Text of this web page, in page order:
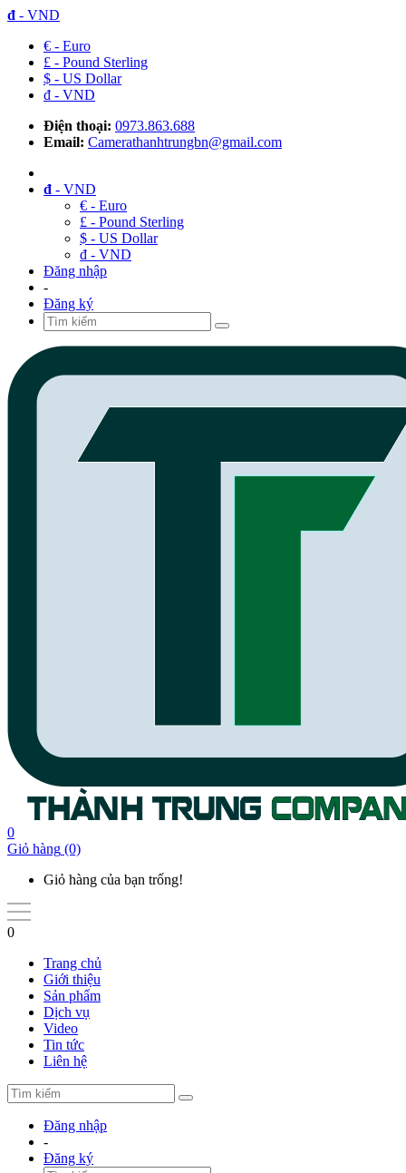
đ - VND
€ - Euro
£ - Pound Sterling
$ - US Dollar
đ - VND
Điện thoại: 0973.863.688
Email: Camerathanhtrungbn@gmail.com
đ - VND
€ - Euro
£ - Pound Sterling
$ - US Dollar
đ - VND
Đăng nhập
-
Đăng ký
0
Giỏ hàng (0)
Giỏ hàng của bạn trống!
0
Trang chủ
Giới thiệu
Sản phẩm
Dịch vụ
Video
Tin tức
Liên hệ
Đăng nhập
-
Đăng ký